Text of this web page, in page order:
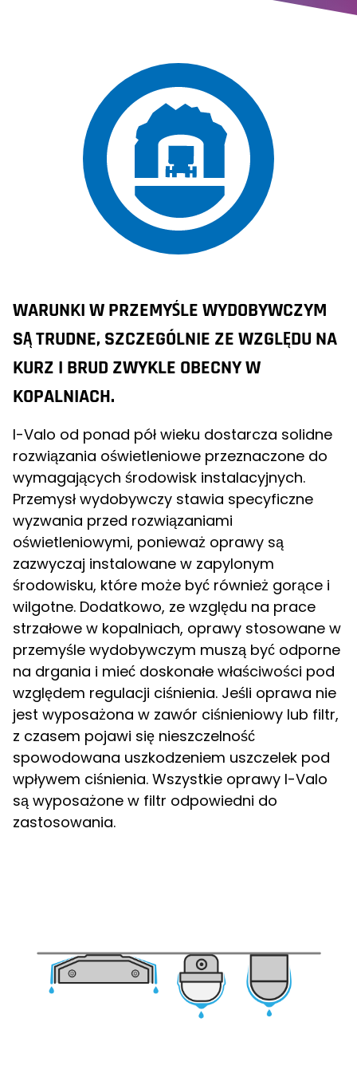
WARUNKI W PRZEMYŚLE WYDOBYWCZYM
SĄ TRUDNE, SZCZEGÓLNIE ZE WZGLĘDU NA
KURZ I BRUD ZWYKLE OBECNY W
KOPALNIACH.
I-Valo od ponad pół wieku dostarcza solidne
rozwiązania oświetleniowe przeznaczone do
wymagających środowisk instalacyjnych.
Przemysł wydobywczy stawia specyficzne
wyzwania przed rozwiązaniami
oświetleniowymi, ponieważ oprawy są
zazwyczaj instalowane w zapylonym
środowisku, które może być również gorące i
wilgotne. Dodatkowo, ze względu na prace
strzałowe w kopalniach, oprawy stosowane w
przemyśle wydobywczym muszą być odporne
na drgania i mieć doskonałe właściwości pod
względem regulacji ciśnienia. Jeśli oprawa nie
jest wyposażona w zawór ciśnieniowy lub filtr,
z czasem pojawi się nieszczelność
spowodowana uszkodzeniem uszczelek pod
wpływem ciśnienia. Wszystkie oprawy I-Valo
są wyposażone w filtr odpowiedni do
zastosowania.